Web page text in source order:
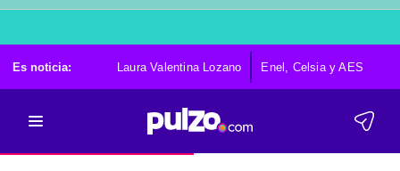
Es noticia: Laura Valentina Lozano Enel, Celsia y AES